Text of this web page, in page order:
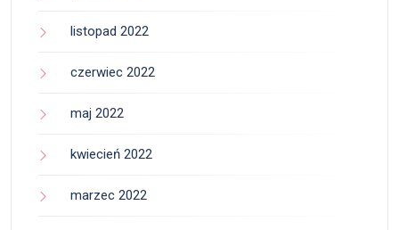
listopad 2022
czerwiec 2022
maj 2022
kwiecień 2022
marzec 2022